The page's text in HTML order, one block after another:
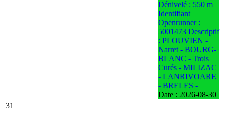
Dénivelé : 550 m
Identifiant
Openrunner :
5001473 Descriptif
: PLOUVIEN -
Narret - BOURG-
BLANC - Trois
Curés - MILIZAC
- LANRIVOARE
- BRELES -
Date : 2026-08-30
31